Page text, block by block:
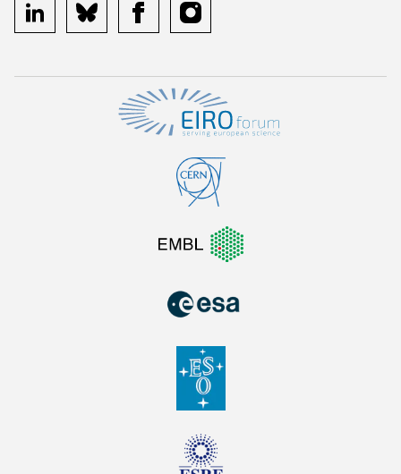
linkedin bluesky facebookinstagram